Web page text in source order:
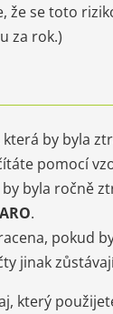
že se toto
za rok.)
by byla
pomocí
byla ročně
.
pokud
jinak
který